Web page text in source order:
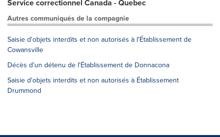
Service correctionnel Canada - Quebec
Autres communiqués de la compagnie
Saisie d'objets interdits et non autorisés à l'Établissement de
Cowansville
Décès d'un détenu de l'Établissement de Donnacona
Saisie d'objets interdits et non autorisés à Établissement
Drummond